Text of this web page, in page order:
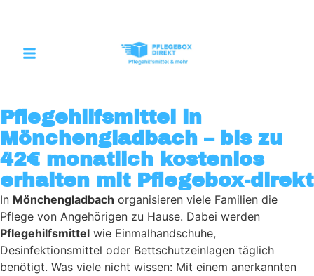
Pflegehilfsmittel in
Mönchengladbach – bis zu
42€ monatlich kostenlos
erhalten mit Pflegebox-direkt
In Mönchengladbach organisieren viele Familien die
Pflege von Angehörigen zu Hause. Dabei werden
Pflegehilfsmittel wie Einmalhandschuhe,
Desinfektionsmittel oder Bettschutzeinlagen täglich
benötigt. Was viele nicht wissen: Mit einem anerkannten